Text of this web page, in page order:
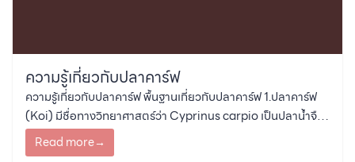
ความรู้เกี่ยวกับปลาคาร์ฟ
ความรู้เกี่ยวกับปลาคาร์ฟ พื้นฐานเกี่ยวกับปลาคาร์ฟ 1.ปลาคาร์ฟ
(Koi) มีชื่อทางวิทยาศาสตร์ว่า Cyprinus carpio เป็นปลาน้ำจืด
ที่มีถิ่นกำเนิดในทวีปเอเชีย
Read more→